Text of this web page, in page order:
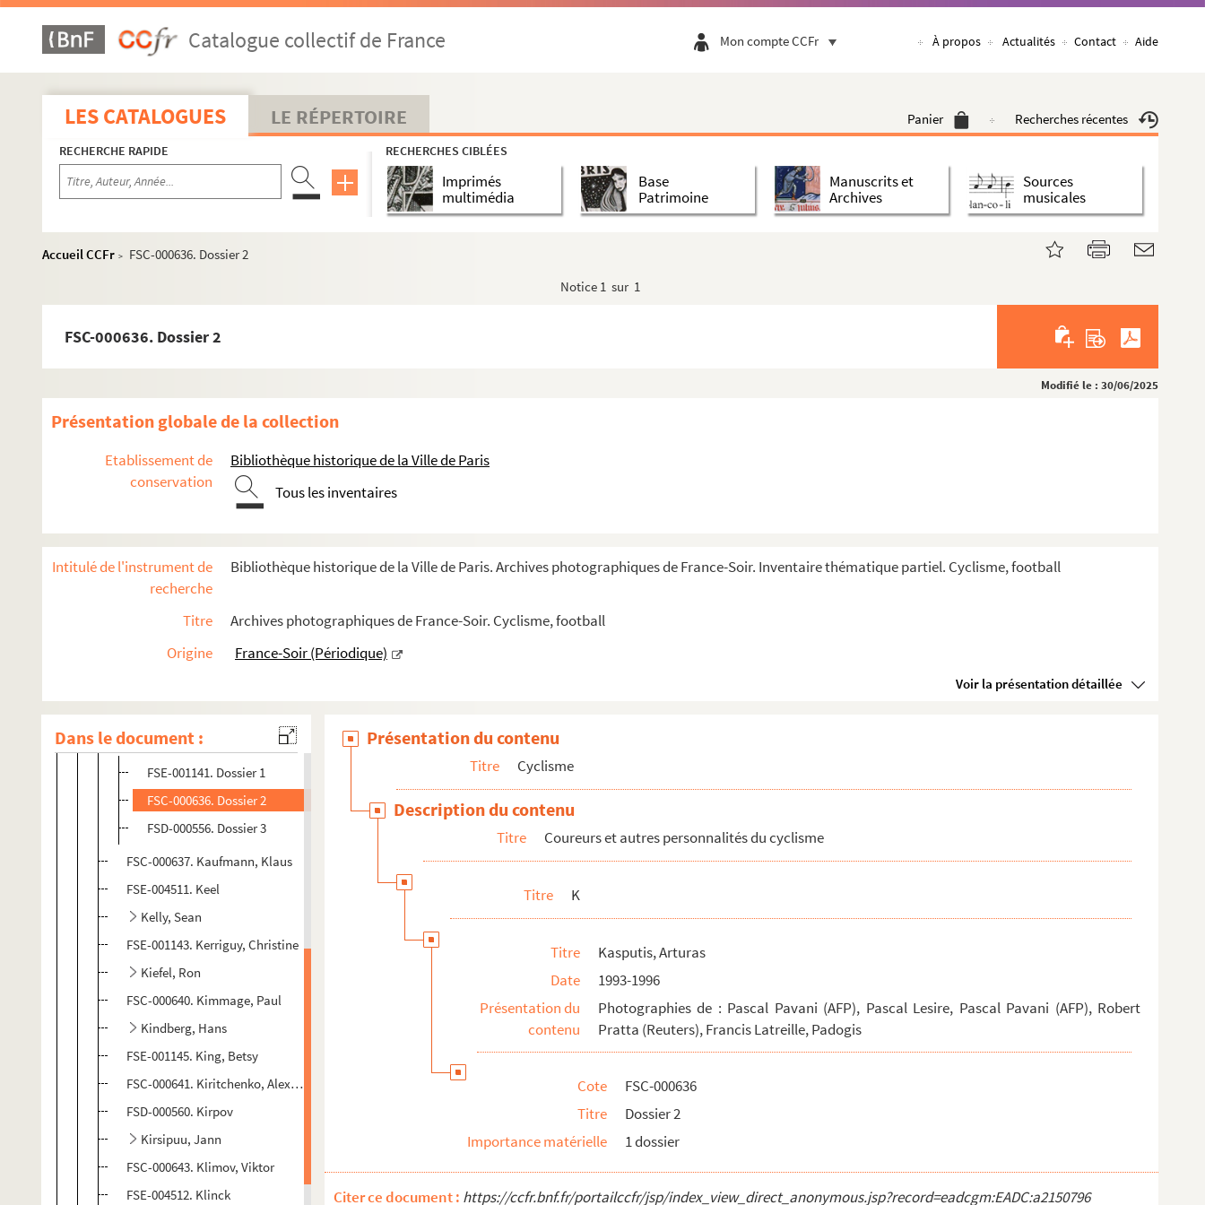
Catalogue collectif de France Mon compte CCFr À propos Actualités Contact Aide
LES CATALOGUES LE RÉPERTOIRE Panier Recherches récentes
RECHERCHE RAPIDE RECHERCHES CIBLÉES
Imprimés
multimédia
Base
Patrimoine
Manuscrits et
Archives
Sources
musicales
Accueil CCFr >
FSC-000636. Dossier 2
Notice 1 sur 1
FSC-000636. Dossier 2
Modifié le : 30/06/2025
Présentation globale de la collection
Etablissement de
conservation
Bibliothèque historique de la Ville de Paris
Tous les inventaires
Intitulé de l'instrument de
recherche
Bibliothèque historique de la Ville de Paris. Archives photographiques de France-Soir. Inventaire thématique partiel. Cyclisme, football
Titre
Archives photographiques de France-Soir. Cyclisme, football
Origine
France-Soir (Périodique)
Voir la présentation détaillée
Dans le document :
Courses
A
B
C
D
E
H
I
FSC-000634. Kaczmarczyk, Ed
FSE-004510. Karmany, Antonio
Kasputis, Arturas
FSE-001141. Dossier 1
FSC-000636. Dossier 2
FSD-000556. Dossier 3
FSC-000637. Kaufmann, Klaus
FSE-004511. Keel
Kelly, Sean
FSE-001143. Kerriguy, Christine
Kiefel, Ron
FSC-000640. Kimmage, Paul
Kindberg, Hans
FSE-001145. King, Betsy
FSC-000641. Kiritchenko, Alexandre
FSD-000560. Kirpov
Kirsipuu, Jann
FSC-000643. Klimov, Viktor
FSE-004512. Klinck
Présentation du contenu
Titre Cyclisme
Description du contenu
Titre Coureurs et autres personnalités du cyclisme
Titre K
Titre
Kasputis, Arturas
Date
1993-1996
Présentation du
contenu
Photographies de : Pascal Pavani (AFP), Pascal Lesire, Pascal Pavani (AFP), Robert
Pratta (Reuters), Francis Latreille, Padogis
Cote
FSC-000636
Titre
Dossier 2
Importance matérielle
1 dossier
Citer ce document : https://ccfr.bnf.fr/portailccfr/jsp/index_view_direct_anonymous.jsp?record=eadcgm:EADC:a2150796